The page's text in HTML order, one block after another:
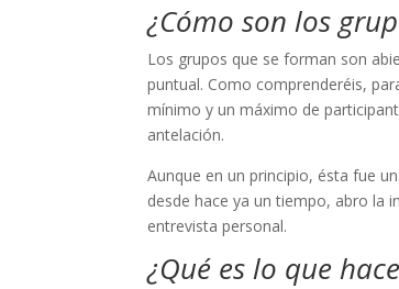
¿Cómo son los
Los grupos que se forman son
puntual. Como comprenderéis,
mínimo y un máximo de
antelación.
Aunque en un principio, ésta fue
desde hace ya un tiempo, abro la
entrevista personal.
¿Qué es lo que